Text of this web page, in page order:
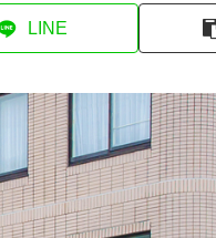
LINE